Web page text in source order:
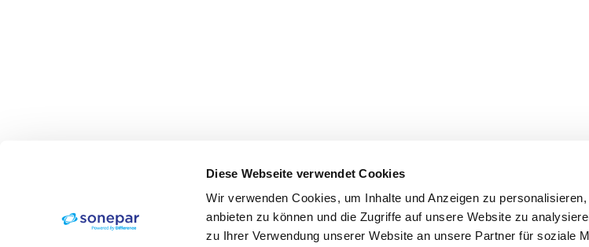
Diese Webseite verwendet Cookies
Wir verwenden Cookies, um Inhalte und Anzeigen zu
anbieten zu können und die Zugriffe auf unsere Website zu
zu Ihrer Verwendung unserer Website an unsere Partner für soziale